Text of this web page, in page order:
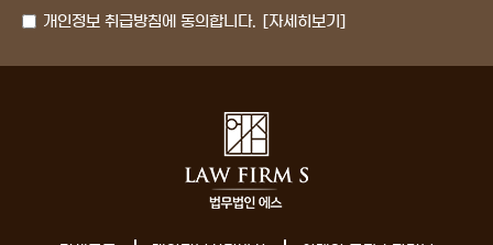
개인정보 취급방침에 동의합니다. [자세히보기]